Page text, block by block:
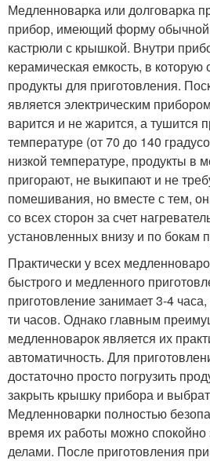
Медленноварка или долговарка
прибор, имеющий форму обычной
кастрюли с крышкой. Внутри
керамическая емкость, в
продукты для приготовления.
является электрическим
варится и не жарится, а тушится
температуре (от 70 до 140
низкой температуре, продукты в
пригорают, не выкипают и не
помешивания, но вместе с тем,
со всех сторон за счет
установленных внизу и по бокам
Практически у всех
быстрого и медленного
приготовление занимает 3-4
ти часов. Однако главным
медленноварок является их
автоматичность. Для
достаточно просто погрузить
закрыть крышку прибора и
Медленноварки полностью
время их работы можно спокойно
делами. После приготовления